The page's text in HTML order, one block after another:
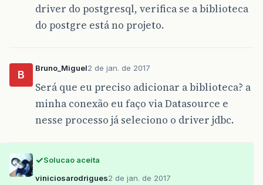
driver do postgresql, verifica se a biblioteca
do postgre está no projeto.
B
Bruno_Miguel2 de jan. de 2017
Será que eu preciso adicionar a biblioteca? a
minha conexão eu faço via Datasource e
nesse processo já seleciono o driver jdbc.
Solucao aceita
viniciosarodrigues2 de jan. de 2017